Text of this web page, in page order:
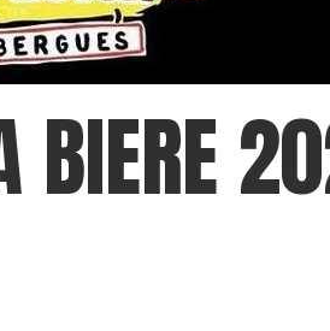
BIERE